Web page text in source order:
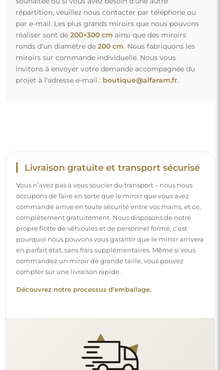
répartition, veuillez nous contacter par téléphone ou
par e-mail. Les plus grands miroirs que nous pouvons
réaliser sont de 200×300 cm ainsi que des miroirs
ronds d'un diamètre de 200 cm. Nous fabriquons les
miroirs sur commande individuelle. Nous vous
invitons à envoyer votre demande accompagnée du
projet à l'adresse e-mail : boutique@alfaram.fr.
Livraison gratuite et transport sécurisé
Vous n’avez pas à vous soucier du transport – nous nous
occupons de faire en sorte que le miroir que vous avez
commandé arrive en toute sécurité entre vos mains, et ce,
complètement gratuitement. Nous disposons de notre
propre flotte de véhicules et de personnel formé, c’est
pourquoi nous pouvons vous garantir que le miroir arrivera
en parfait état, sans frais supplémentaires. Même si vous
commandez un miroir de grande taille, vous pouvez
compter sur une livraison rapide.
Découvrez notre processus d’emballage.